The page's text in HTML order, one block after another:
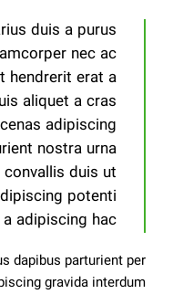
duis a purus
nec ac
hendrerit erat a
aliquet a cras
adipiscing
nostra urna
duis ut
potenti
adipiscing hac.
dapibus parturient per
gravida interdum